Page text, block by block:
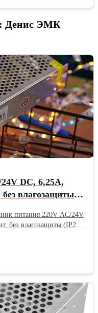
Денис ЭМК
DC, 6,25A,
влагозащиты
питания 220V AC/24V
без влагозащиты (IP23)
( Новосибирск )